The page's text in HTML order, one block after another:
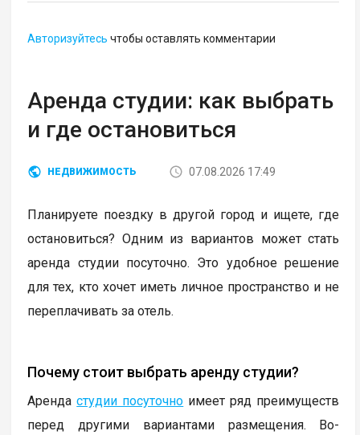
Авторизуйтесь чтобы оставлять комментарии
Аренда студии: как выбрать
и где остановиться
НЕДВИЖИМОСТЬ 07.08.2026 17:49
Планируете поездку в другой город и ищете, где
остановиться? Одним из вариантов может стать
аренда студии посуточно. Это удобное решение
для тех, кто хочет иметь личное пространство и не
переплачивать за отель.
Почему стоит выбрать аренду студии?
Арендастудии посуточно имеет ряд преимуществ
перед другими вариантами размещения. Во-